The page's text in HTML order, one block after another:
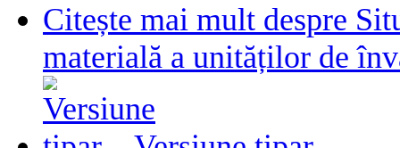
Citește mai mult despre
materială a unităților de